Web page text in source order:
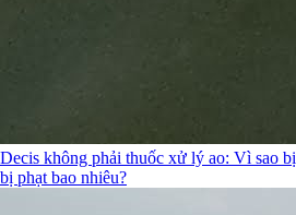
Decis không phải thuốc xử lý ao: Vì sao
bị phạt bao nhiêu?